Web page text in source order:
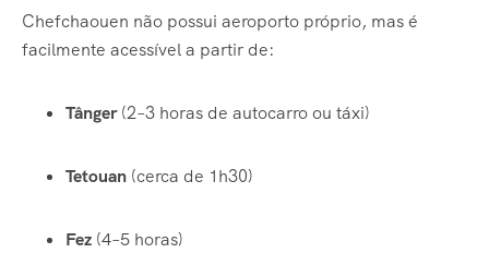
Chefchaouen não possui aeroporto próprio, mas é
facilmente acessível a partir de:
Tânger(2–3 horas de autocarro ou táxi)
Tetouan (cerca de 1h30)
Fez (4–5 horas)